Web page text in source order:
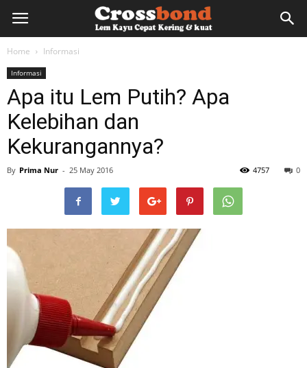
lemkayu.net
Lem
HPL,
Kertas,
Vinyl
Home Informasi
Informasi
Apa itu Lem Putih? Apa
Kelebihan dan
Kekurangannya?
By Prima Nur - 25 May 2016 0
4757